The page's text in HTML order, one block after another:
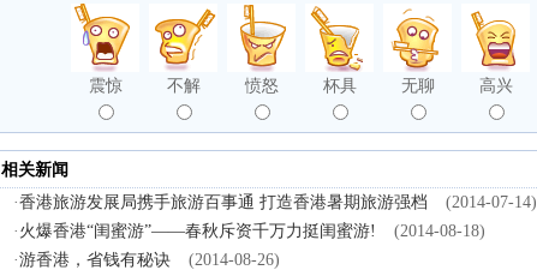
震惊 不解 愤怒 杯具 无聊 高兴
相关新闻
·香港旅游发展局携手旅游百事通 打造香港暑期旅游强档
(2014-07-14)
· 火爆香港“闺蜜游”——春秋斥资千万力挺闺蜜游!
(2014-08-18)
·游香港，省钱有秘诀
(2014-08-26)